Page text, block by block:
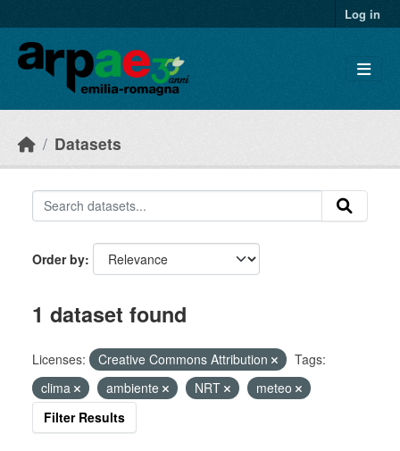
Log in
Datasets
Order by
1 dataset found
Licenses: Creative Commons Attribution
Tags:
clima
ambiente NRT
meteo
Filter Results